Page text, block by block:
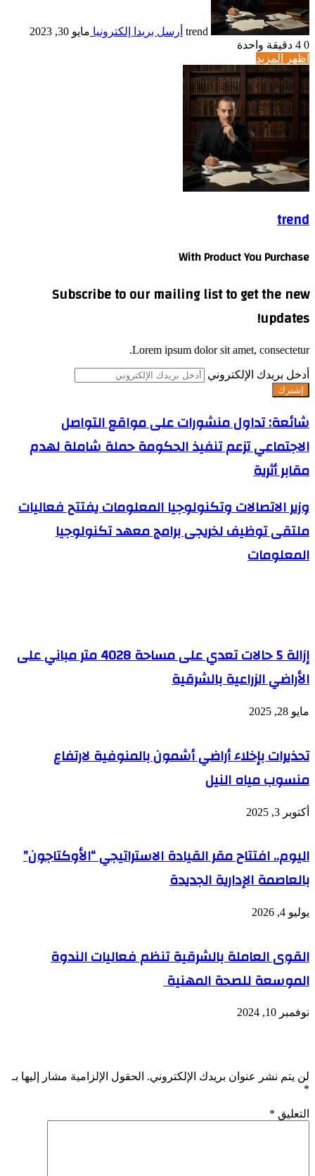
trend أرسل بريدا إلكترونيا مايو 30, 2023
0
دقيقة واحدة
اظهر المزيد
trend
With Product You Purchase
Subscribe to our mailing list to get the new
updates!
Lorem ipsum dolor sit amet, consectetur.
أدخل بريدك الإلكتروني
شائعة: تداول منشورات على مواقع التواصل
الاجتماعي تزعم تنفيذ الحكومة حملة شاملة لهدم
مقابر أثرية
وزير الاتصالات وتكنولوجيا المعلومات يفتتح فعاليات
ملتقى توظيف لخريجى برامج معهد تكنولوجيا
المعلومات
إزالة 5 حالات تعدي على مساحة 4028 متر مباني على
الأراضي الزراعية بالشرقية
مايو 28, 2025
تحذيرات بإخلاء أراضي أشمون بالمنوفية لارتفاع
منسوب مياه النيل
أكتوبر 3, 2025
اليوم.. افتتاح مقر القيادة الاستراتيجي “الأوكتاجون”
بالعاصمة الإدارية الجديدة
يوليو 4, 2026
القوى العاملة بالشرقية تنظم فعاليات الندوة
الموسعة للصحة المهنية
نوفمبر 10, 2024
لن يتم نشر عنوان بريدك الإلكتروني. الحقول الإلزامية مشار إليها بـ
*
التعليق *